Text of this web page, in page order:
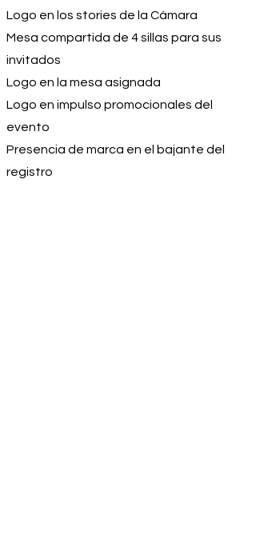
Logo en los stories de la Cámara
Mesa compartida de 4 sillas para sus
invitados
Logo en la mesa asignada
Logo en impulso promocionales del
evento
Presencia de marca en el bajante del
registro